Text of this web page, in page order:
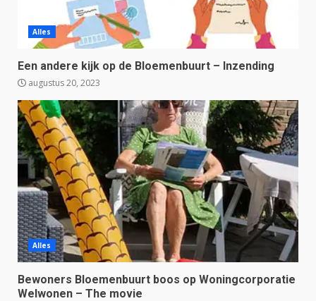
Alles
Een andere kijk op de Bloemenbuurt – Inzending
augustus 20, 2023
Alles
Bewoners Bloemenbuurt boos op Woningcorporatie
Welwonen – The movie